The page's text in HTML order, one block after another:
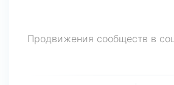
Продвижения сообществ в